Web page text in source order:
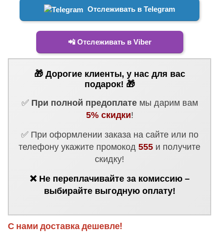
Отслеживать в Telegram
📲 Отслеживать в Viber
🎁 Дорогие клиенты, у нас для вас
подарок! 🎁
✅ При полной предоплатемы дарим вам
5% скидки!
✅ При оформлении заказа на сайте или по
телефону укажите промокод 555 и получите
скидку!
❌ Не переплачивайте за комиссию –
выбирайте выгодную оплату!
С нами доставка дешевле!